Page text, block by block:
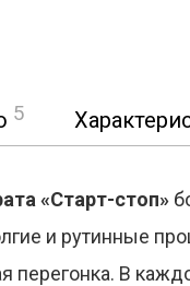
5
«Старт-стоп»
и рутинные
перегонка. В